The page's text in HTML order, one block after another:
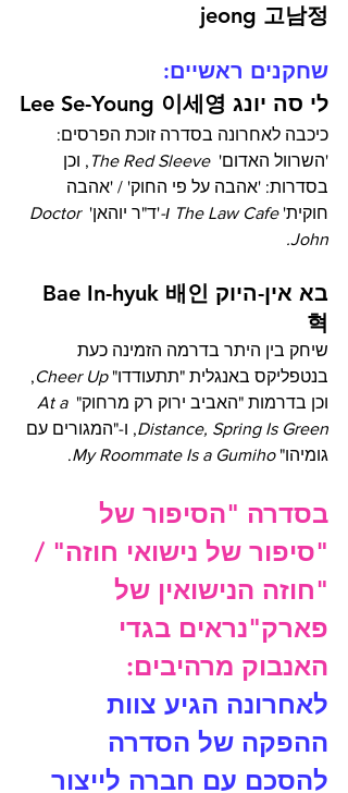
jeong 고남정
שחקנים ראשיים:
לי סה יונג Lee Se-Young 이세영
כיכבה לאחרונה בסדרה זוכת הפרסים:
'השרוול האדום' The Red Sleeve , וכן
בסדרות: 'אהבה על פי החוק' / 'אהבה
חוקית' The Law Cafe ו- 'ד"ר יוהאן' Doctor
John.
בא אין-היוק Bae In-hyuk 배인
혁
שיחק בין היתר בדרמה הזמינה כעת
בנטפליקס באנגלית "תתעודדו" Cheer Up
,
וכן בדרמות "האביב ירוק רק מרחוק" At a
Distance, Spring Is Green, ו-"המגורים עם
גומיהו" My Roommate Is a Gumiho
.
בסדרה "הסיפור של
"סיפור של נישואי חוזה" /
"חוזה הנישואין של
פארק"נראים בגדי
האנבוק מרהיבים:
לאחרונה הגיע צוות
ההפקה של הסדרה
להסכם עם חברה לייצור